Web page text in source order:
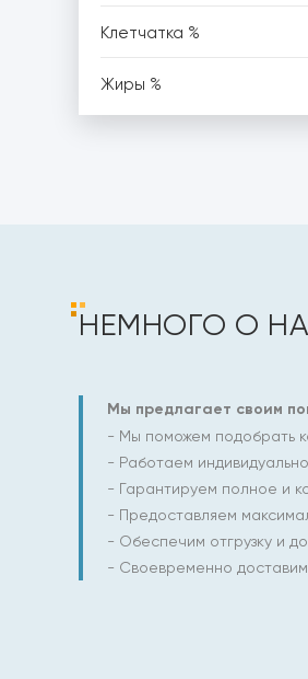
Клетчатка %
Жиры %
НЕМНОГО О
Мы предлагает своим
- Мы поможем подобрать
- Работаем
- Гарантируем полное и
- Предоставляем
- Обеспечим отгрузку и
- Своевременно